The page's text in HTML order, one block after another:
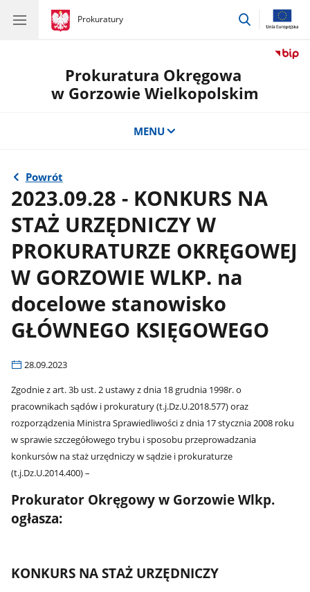
gov.pl
Prokuratury
gov.pl
Prokuratury
przejdź
Prokuratura Okręgowa
w Gorzowie Wielkopolskim
MENU
Powrót
2023.09.28 - KONKURS NA
STAŻ URZĘDNICZY W
PROKURATURZE OKRĘGOWEJ
W GORZOWIE WLKP. na
docelowe stanowisko
GŁÓWNEGO KSIĘGOWEGO
28.09.2023
Zgodnie z art. 3b ust. 2 ustawy z dnia 18 grudnia 1998r. o
pracownikach sądów i prokuratury (t.j.Dz.U.2018.577) oraz
rozporządzenia Ministra Sprawiedliwości z dnia 17 stycznia 2008 roku
w sprawie szczegółowego trybu i sposobu przeprowadzania
konkursów na staż urzędniczy w sądzie i prokuraturze
(t.j.Dz.U.2014.400) –
Prokurator Okręgowy w Gorzowie Wlkp.
ogłasza:
KONKURS NA STAŻ URZĘDNICZY